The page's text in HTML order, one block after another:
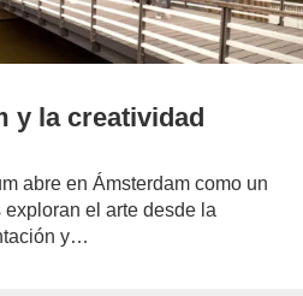
y la creatividad
abre en Ámsterdam como un
el arte desde la
y…